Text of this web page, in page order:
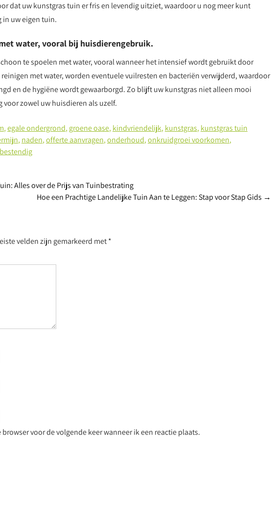
dat uw kunstgras tuin er fris en levendig uitziet, waardoor u nog meer kunt
in uw eigen tuin.
water, vooral bij huisdierengebruik.
te spoelen met water, vooral wanneer het intensief wordt gebruikt door
met water, worden eventuele vuilresten en bacteriën verwijderd, waardoor
en de hygiëne wordt gewaarborgd. Zo blijft uw kunstgras niet alleen mooi
voor zowel uw huisdieren als uzelf.
,egale ondergrond, groene oase, kindvriendelijk, kunstgras, kunstgras tuin
, naden,offerte aanvragen,onderhoud,onkruidgroei voorkomen,
Alles over de Prijs van Tuinbestrating
Hoe een Prachtige Landelijke Tuin Aan te Leggen: Stap voor Stap Gids →
velden zijn gemarkeerd met*
voor de volgende keer wanneer ik een reactie plaats.